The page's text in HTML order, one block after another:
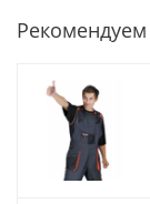
Рекомендуем